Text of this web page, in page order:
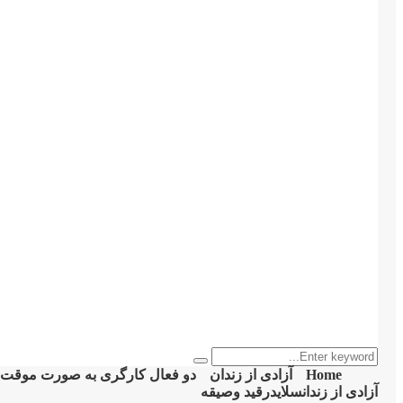
Search
for:
Search
Home آزادی از زندان
دو فعال کارگری به صورت موقت
آزادی از زندانسلایدر قید وصیقه